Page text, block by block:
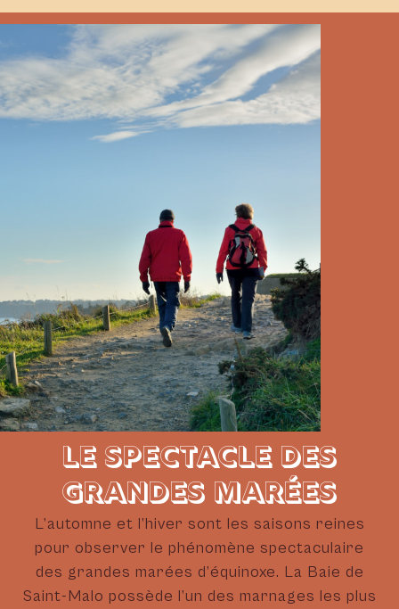
LE SPECTACLE DES
GRANDES MARÉES
L’automne et l’hiver sont les saisons reines
pour observer le phénomène spectaculaire
des grandes marées d’équinoxe. La Baie de
Saint-Malo possède l’un des marnages les plus